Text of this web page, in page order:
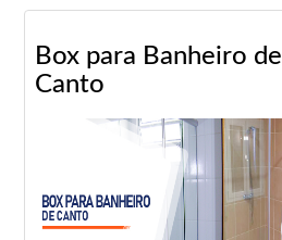
Box para Banheiro de
Canto